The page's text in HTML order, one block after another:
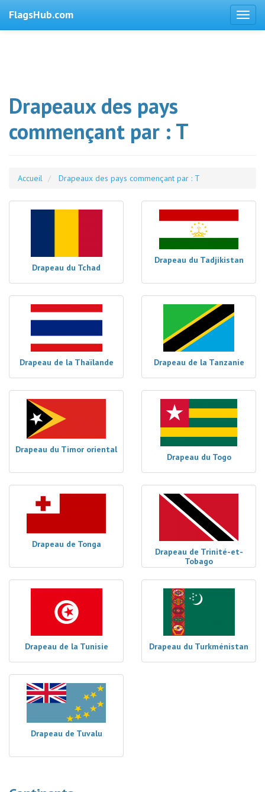
FlagsHub.com
Drapeaux des pays
commençant par : T
Accueil Drapeaux des pays commençant par : T
Drapeau du Tchad
Drapeau du Tadjikistan
Drapeau de la Thaïlande Drapeau de la Tanzanie
Drapeau du Timor oriental
Drapeau du Togo
Drapeau de Tonga
Drapeau de Trinité-et-
Tobago
Drapeau de la Tunisie Drapeau du Turkménistan
Drapeau de Tuvalu